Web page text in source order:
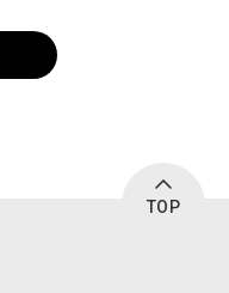
TOP